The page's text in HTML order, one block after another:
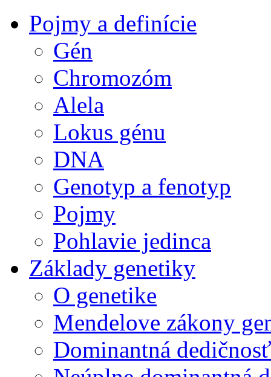
Pojmy a definície
Gén
Chromozóm
Alela
Lokus génu
DNA
Genotyp a fenotyp
Pojmy
Pohlavie jedinca
Základy genetiky
O genetike
Mendelove zákony
Dominantná dedičnosť